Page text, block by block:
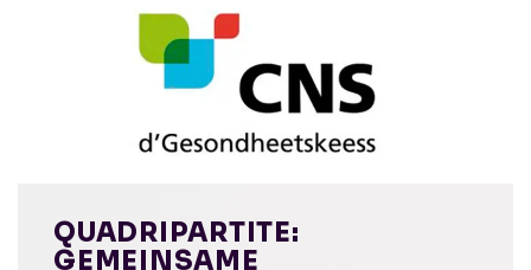
QUADRIPARTITE:
GEMEINSAME